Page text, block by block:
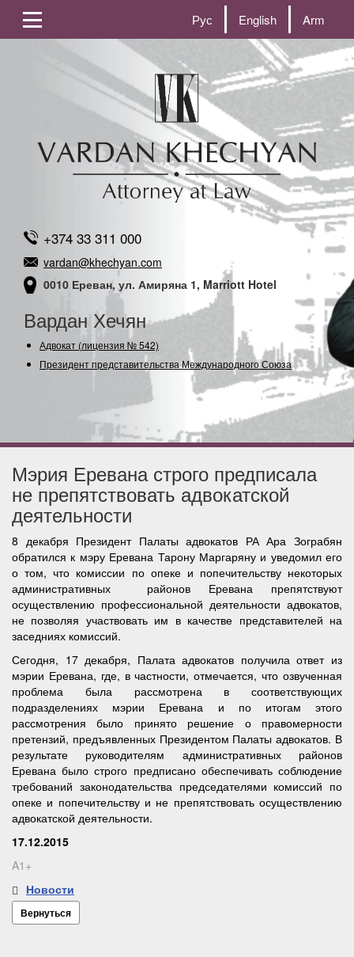
Рус English Arm
+374 33 311 000
vardan@khechyan.com
0010 Ереван, ул. Амиряна 1, Marriott Hotel
Вардан Хечян
Адвокат (лицензия № 542)
Президент представительства Международного Союза (Со
Мэрия Еревана строго предписала
не препятствовать адвокатской
деятельности
8 декабря Президент Палаты адвокатов РА Ара Зограбян
обратился к мэру Еревана Тарону Маргаряну и уведомил его
о том, что комиссии по опеке и попечительству некоторых
административных районов Еревана препятствуют
осуществлению профессиональной деятельности адвокатов,
не позволяя участвовать им в качестве представителей на
заседниях комиссий.
Сегодня, 17 декабря, Палата адвокатов получила ответ из
мэрии Еревана, где, в частности, отмечается, что озвученная
проблема была рассмотрена в соответствующих
подразделениях мэрии Еревана и по итогам этого
рассмотрения было принято решение о правомерности
претензий, предъявленных Президентом Палаты адвокатов. В
результате руководителям административных районов
Еревана было строго предписано обеспечивать соблюдение
требований законодательства председателями комиссий по
опеке и попечительству и не препятствовать осуществлению
адвокатской деятельности.
17.12.2015
A1+
Новости
Вернуться